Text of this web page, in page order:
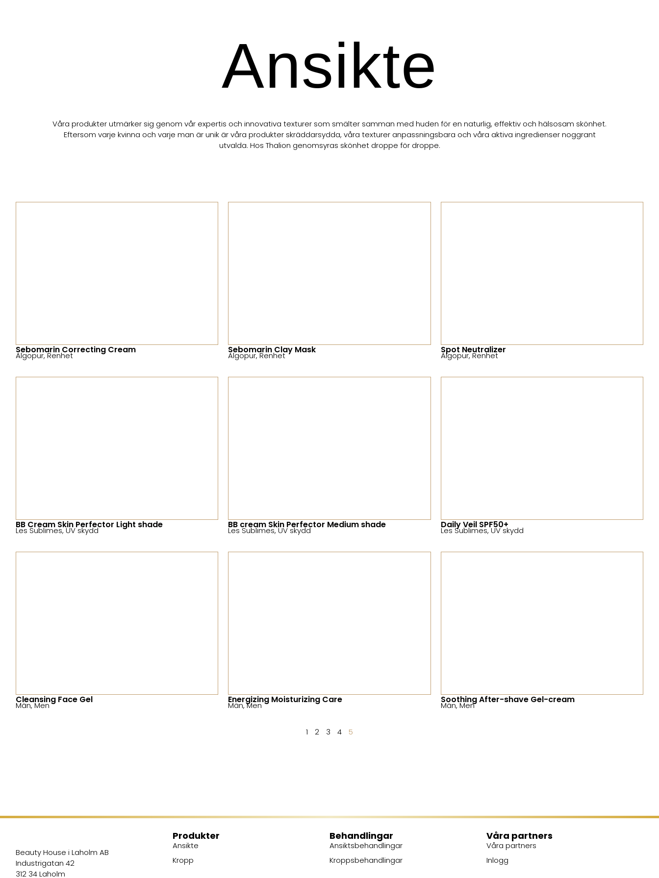
Ansikte
Våra produkter utmärker sig genom vår expertis och innovativa texturer som smälter samman med huden för en naturlig, effektiv och hälsosam skönhet.
Eftersom varje kvinna och varje man är unik är våra produkter skräddarsydda, våra texturer anpassningsbara och våra aktiva ingredienser noggrant
utvalda. Hos Thalion genomsyras skönhet droppe för droppe.
Sebomarin Correcting Cream
Algopur,Renhet
Sebomarin Clay Mask
Algopur,Renhet
Spot Neutralizer
Algopur,Renhet
BB Cream Skin Perfector Light shade
Les Sublimes,UV skydd
BB cream Skin Perfector Medium shade
Les Sublimes,UV skydd
Daily Veil SPF50+
Les Sublimes,UV skydd
Cleansing Face Gel
Män,Men
Energizing Moisturizing Care
Män,Men
Soothing After-shave Gel-cream
Män,Men
1 2 3 4 5
Beauty House i Laholm AB
Industrigatan 42
312 34 Laholm
Produkter
Ansikte
Kropp
Behandlingar
Ansiktsbehandlingar
Kroppsbehandlingar
Våra partners
Våra partners
Inlogg